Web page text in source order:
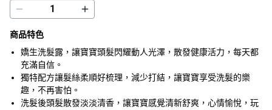
商品特色
嬌生洗髮露，讓寶寶頭髮閃耀動人光澤，散發健康活力，每天都
充滿自信。
獨特配方讓髮絲柔順好梳理，減少打結，讓寶寶享受洗髮的樂
趣，不再害怕。
洗髮後頭髮散發淡淡清香，讓寶寶感覺清新舒爽，心情愉悅，玩